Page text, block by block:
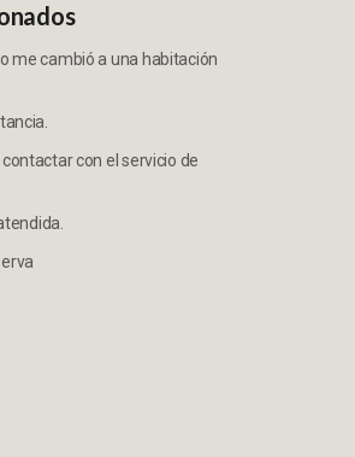
me cambió a una habitación
con el servicio de